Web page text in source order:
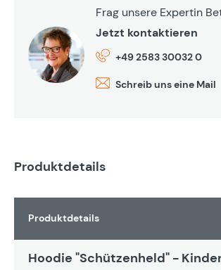
Frag unsere Expertin
Jetzt kontaktieren
+49 2583 30032 0
Schreib uns eine Mail
Produktdetails
Produktdetails
Hoodie "Schützenheld" -